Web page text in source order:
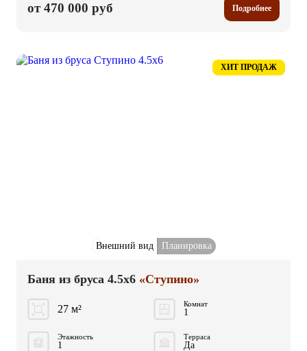
от 470 000 руб Подробнее
ХИТ ПРОДАЖ
Внешний вид Планировка
Баня из бруса 4.5x6 «Ступино»
27 м² Комнат
1
Этажность
1
Терраса
Да